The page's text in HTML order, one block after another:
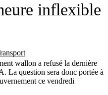
inflexible
wallon a refusé la dernière
La question sera donc portée à
ce vendredi